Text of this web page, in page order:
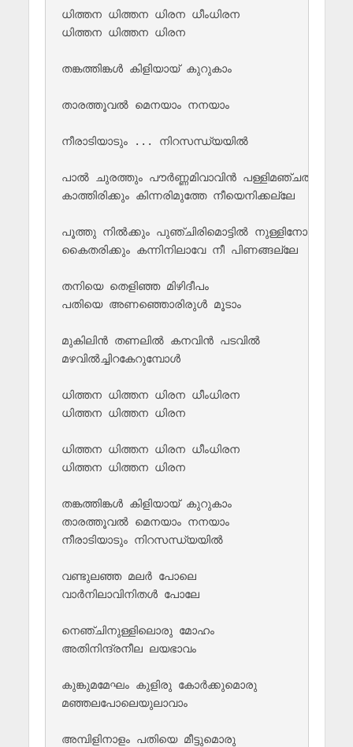
ധിത്തന ധിത്തന ധിരന ധീംധിരന
ധിത്തന ധിത്തന ധിരന
തങ്കത്തിങ്കള്‍‌ കിളിയായ് കുറുകാം
താരത്തൂവല്‍ മെനയാം നനയാം
നീരാടിയാടും ... നിറസന്ധ്യയില്‍
പാല്‍ ചുരത്തും പൗര്‍ണ്ണമിവാവിന്‍ പള്ളിമഞ്ചത്തില്‍
കാത്തിരിക്കും കിന്നരിമുത്തേ നീയെനിക്കല്ലേ
പൂത്തു നില്‍ക്കും പുഞ്ചിരിമൊട്ടില്‍ നുള്ളിനോവിക്കാന്‍
കൈതരിക്കും കന്നിനിലാവേ നീ പിണങ്ങല്ലേ
തനിയെ തെളിഞ്ഞ മിഴിദീപം
പതിയെ അണഞ്ഞൊരിരുള്‍ മൂടാം
മുകിലിന്‍ തണലില്‍ കനവിന്‍ പടവില്‍
മഴവില്‍‌ച്ചിറകേറുമ്പോള്‍
ധിത്തന ധിത്തന ധിരന ധീംധിരന
ധിത്തന ധിത്തന ധിരന
ധിത്തന ധിത്തന ധിരന ധീംധിരന
ധിത്തന ധിത്തന ധിരന
തങ്കത്തിങ്കള്‍‌ കിളിയായ് കുറുകാം
താരത്തൂവല്‍ മെനയാം നനയാം
നീരാടിയാടും നിറസന്ധ്യയില്‍
വണ്ടുലഞ്ഞ മലര്‍ പോലെ
വാര്‍നിലാവിനിതള്‍ പോലേ
നെഞ്ചിനുള്ളിലൊരു മോഹം
അതിനിന്ദ്രനീല ലയഭാവം
കുങ്കുമമേഘം കുളിരു കോര്‍ക്കുമൊരു
മഞ്ഞലപോലെയുലാവാം
അമ്പിളിനാളം പതിയെ മീട്ടുമൊരു